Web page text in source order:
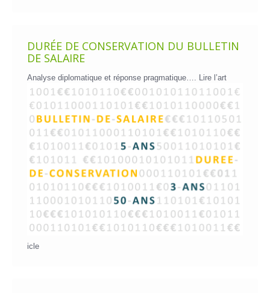
DURÉE DE CONSERVATION DU BULLETIN
DE SALAIRE
Analyse diplomatique et réponse pragmatique…. Lire l’art
icle